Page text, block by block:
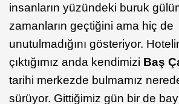
insanların yüzündeki buruk
zamanların geçtiğini ama hiç de
unutulmadığını gösteriyor.
çıktığımız anda kendimizi Baş
tarihi merkezde bulmamız
sürüyor. Gittiğimiz gün bir de